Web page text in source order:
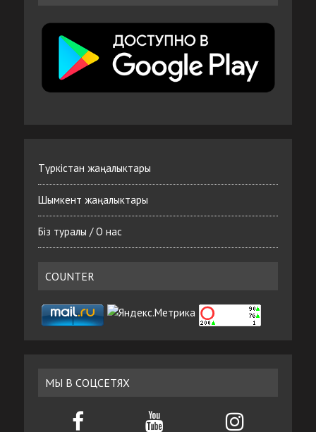
Түркістан жаңалыктары
Шымкент жаңалыктары
Біз туралы / О нас
COUNTER
МЫ В СОЦСЕТЯХ